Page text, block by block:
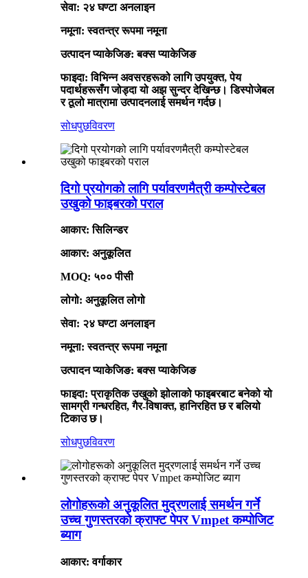
सेवा: २४ घण्टा अनलाइन
नमूना: स्वतन्त्र रूपमा नमूना
उत्पादन प्याकेजिङ: बक्स प्याकेजिङ
फाइदा: विभिन्न अवसरहरूको लागि उपयुक्त, पेय
पदार्थहरूसँग जोड्दा यो अझ सुन्दर देखिन्छ। डिस्पोजेबल
र ठूलो मात्रामा उत्पादनलाई समर्थन गर्दछ।
सोधपुछविवरण
दिगो प्रयोगको लागि पर्यावरणमैत्री कम्पोस्टेबल
उखुको फाइबरको पराल
आकार: सिलिन्डर
आकार: अनुकूलित
MOQ: ५०० पीसी
लोगो: अनुकूलित लोगो
सेवा: २४ घण्टा अनलाइन
नमूना: स्वतन्त्र रूपमा नमूना
उत्पादन प्याकेजिङ: बक्स प्याकेजिङ
फाइदा: प्राकृतिक उखुको झोलाको फाइबरबाट बनेको यो
सामग्री गन्धरहित, गैर-विषाक्त, हानिरहित छ र बलियो
टिकाउ छ।
सोधपुछविवरण
लोगोहरूको अनुकूलित मुद्रणलाई समर्थन गर्ने
उच्च गुणस्तरको क्राफ्ट पेपर Vmpet कम्पोजिट
ब्याग
आकार: वर्गाकार